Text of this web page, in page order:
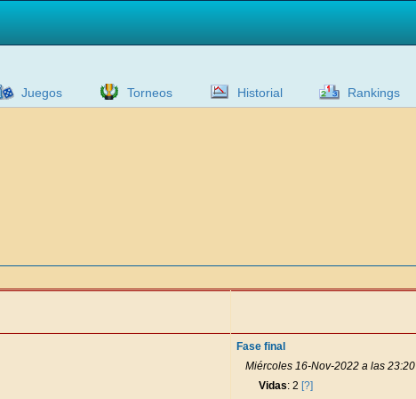
Juegos Torneos Historial Rankings
Fase final
Miércoles 16-Nov-2022 a las 23:20
Vidas: 2 [?]